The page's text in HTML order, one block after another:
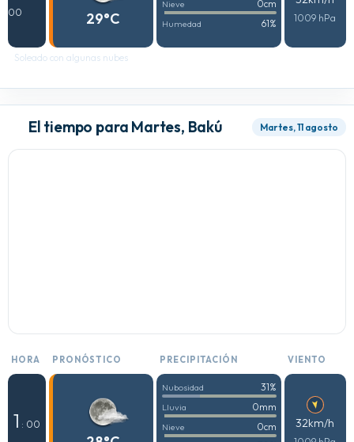
00
29°C
Nieve 0cm
Humedad 61% 1009 hPa
Soleado con algunas nubes
El tiempo para Martes, Bakú Martes, 11 agosto
HORA PRONÓSTICO PRECIPITACIÓN VIENTO
1 : 00
Nubosidad 31%
Lluvia 0mm
Nieve 0cm 32km/h